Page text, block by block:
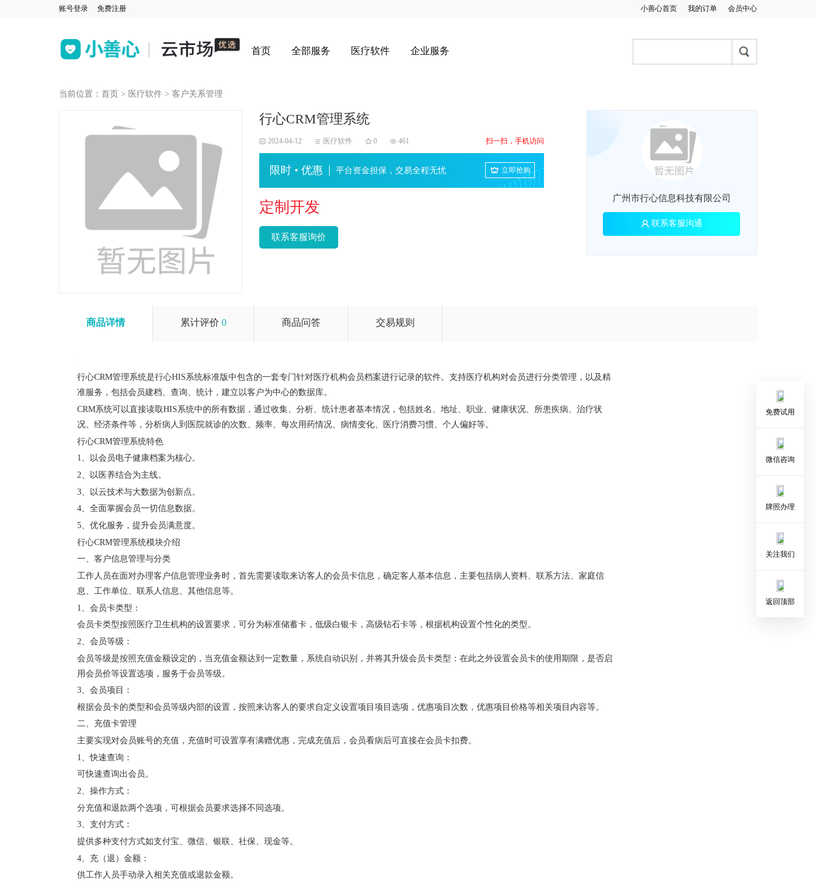
账号登录 免费注册 小善心首页 我的订单 会员中心
首页 全部服务 医疗软件 企业服务
当前位置： 首页 > 医疗软件 > 客户关系管理
行心CRM管理系统
2024-04-12 医疗软件 0 461 扫一扫，手机访问
限时 • 优惠 平台资金担保，交易全程无忧 立即抢购
定制开发
联系客服询价
广州市行心信息科技有限公司
联系客服沟通
商品详情 累计评价 0 商品问答 交易规则
行心CRM管理系统是行心HIS系统标准版中包含的一套专门针对医疗机构会员档案进行记录的软件。支持医疗机构对会员进行分类管理，以及精
准服务，包括会员建档、查询、统计，建立以客户为中心的数据库。
CRM系统可以直接读取HIS系统中的所有数据，通过收集、分析、统计患者基本情况，包括姓名、地址、职业、健康状况、所患疾病、治疗状
况、经济条件等，分析病人到医院就诊的次数、频率、每次用药情况、病情变化、医疗消费习惯、个人偏好等。
行心CRM管理系统特色
1、以会员电子健康档案为核心。
2、以医养结合为主线。
3、以云技术与大数据为创新点。
4、全面掌握会员一切信息数据。
5、优化服务，提升会员满意度。
行心CRM管理系统模块介绍
一、客户信息管理与分类
工作人员在面对办理客户信息管理业务时，首先需要读取来访客人的会员卡信息，确定客人基本信息，主要包括病人资料、联系方法、家庭信
息、工作单位、联系人信息、其他信息等。
1、会员卡类型：
会员卡类型按照医疗卫生机构的设置要求，可分为标准储蓄卡，低级白银卡，高级钻石卡等，根据机构设置个性化的类型。
2、会员等级：
会员等级是按照充值金额设定的，当充值金额达到一定数量，系统自动识别，并将其升级会员卡类型：在此之外设置会员卡的使用期限，是否启
用会员价等设置选项，服务于会员等级。
3、会员项目：
根据会员卡的类型和会员等级内部的设置，按照来访客人的要求自定义设置项目项目选项，优惠项目次数，优惠项目价格等相关项目内容等。
二、充值卡管理
主要实现对会员账号的充值，充值时可设置享有满赠优惠，完成充值后，会员看病后可直接在会员卡扣费。
1、快速查询：
可快速查询出会员。
2、操作方式：
分充值和退款两个选项，可根据会员要求选择不同选项。
3、支付方式：
提供多种支付方式如支付宝、微信、银联、社保、现金等。
4、充（退）金额：
供工作人员手动录入相关充值或退款金额。
免费试用
微信咨询
牌照办理
关注我们
返回顶部